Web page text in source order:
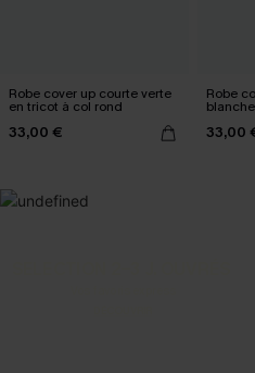
Robe cover up courte verte
en tricot à col rond
33,00 €
Robe
33,00